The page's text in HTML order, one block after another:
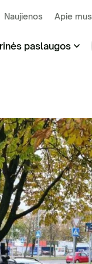
Naujienos Apie mus
surinkimas ir
ir komercinių
administravimo
komunalinių atliekų
paslaugos
Mobiliosios
Biotualetų